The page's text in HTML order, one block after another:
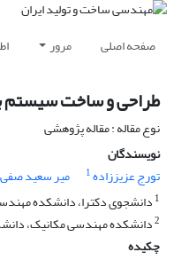
صفحه اصلی مرور
طراحی و ساخت سیستم
نوع مقاله : مقاله پژوهشی
نویسندگان
تورج عزیززاده1 میر سعید صفی
1دانشجوی دکترا، دانشکده
2دانشکده مهندسی مکانیک،
چکیده